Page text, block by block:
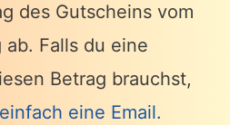
des Gutscheins vom
ab. Falls du eine
Betrag brauchst,
eine Email.